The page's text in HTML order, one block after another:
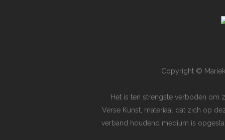
Copyright ©
Het is ten strengste verboden om
Verse Kunst, materiaal dat zich op
verband houdend medium is